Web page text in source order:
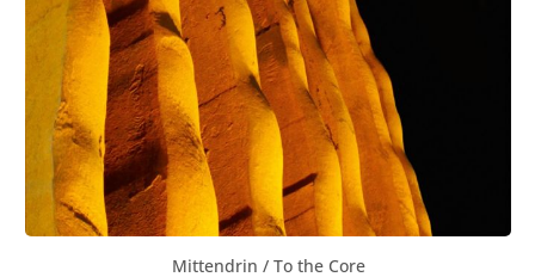
Mittendrin / To the Core